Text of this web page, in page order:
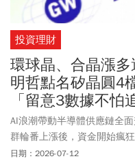
投資理財
環球晶、合晶漲
明哲點名矽晶圓4
「留意3數據不怕
AI浪潮帶動半導體供應鏈全
群輪番上漲後，資金開始瘋
師謝明哲指出，隨著AI晶片
日期：2026-07-12